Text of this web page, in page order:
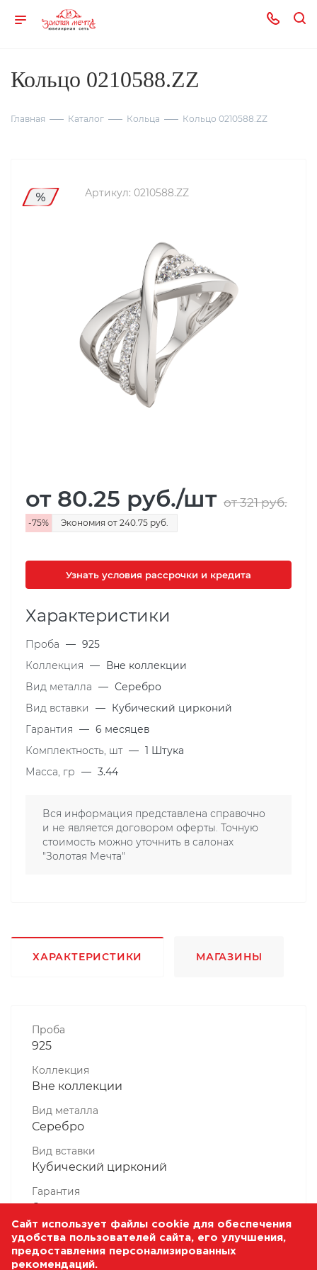
Кольцо 0210588.ZZ
Главная Каталог Кольца Кольцо 0210588.ZZ
Артикул: 0210588.ZZ
от 80.25 руб./шт от 321руб.
-75% Экономия от 240.75 руб.
Узнать условия рассрочки и кредита
Характеристики
Проба — 925
Коллекция — Вне коллекции
Вид металла — Серебро
Вид вставки
— Кубический цирконий
Гарантия — 6 месяцев
Комплектность, шт — 1 Штука
Масса, гр — 3.44
Вся информация представлена справочно
и не является договором оферты. Точную
стоимость можно уточнить в салонах
"Золотая Мечта"
ХАРАКТЕРИСТИКИ МАГАЗИНЫ
Проба
925
Коллекция
Вне коллекции
Вид металла
Серебро
Вид вставки
Кубический цирконий
Гарантия
6 месяцев
Комплектность, шт
1 Штука
Сайт использует файлы cookie для обеспечения
удобства пользователей сайта, его улучшения,
предоставления персонализированных
рекомендаций.